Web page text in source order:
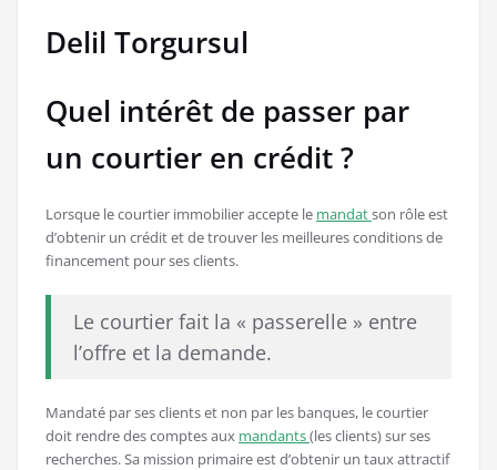
Delil Torgursul
Quel intérêt de passer par
un courtier en crédit ?
Lorsque le courtier immobilier accepte le mandatson rôle est
d’obtenir un crédit et de trouver les meilleures conditions de
financement pour ses clients.
Le courtier fait la « passerelle » entre
l’offre et la demande.
Mandaté par ses clients et non par les banques, le courtier
doit rendre des comptes aux mandants(les clients) sur ses
recherches. Sa mission primaire est d’obtenir un taux attractif